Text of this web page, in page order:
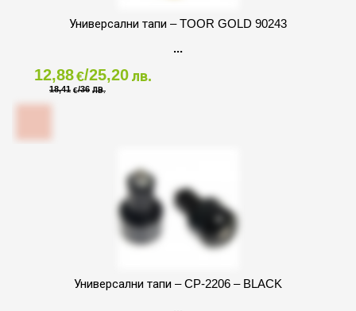
Универсални тапи – TOOR GOLD 90243
12,88€/25,20 лв.
18,41 €/36 ЛВ.
Универсални тапи – CP-2206 – BLACK